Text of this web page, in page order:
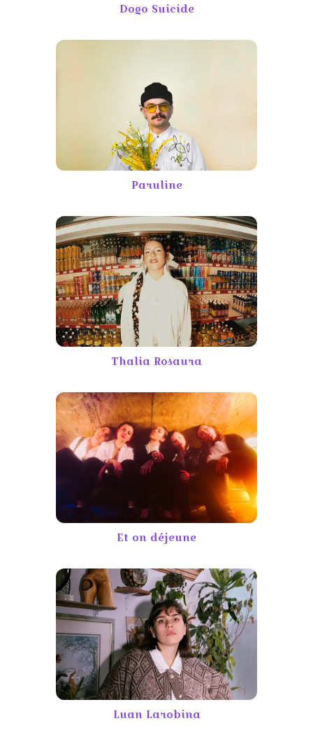
Dogo Suicide
Paruline
Thalia Rosaura
Et on déjeune
Luan Larobina